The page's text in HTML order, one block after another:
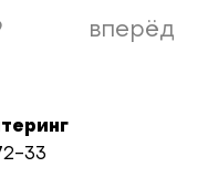
вперёд
33